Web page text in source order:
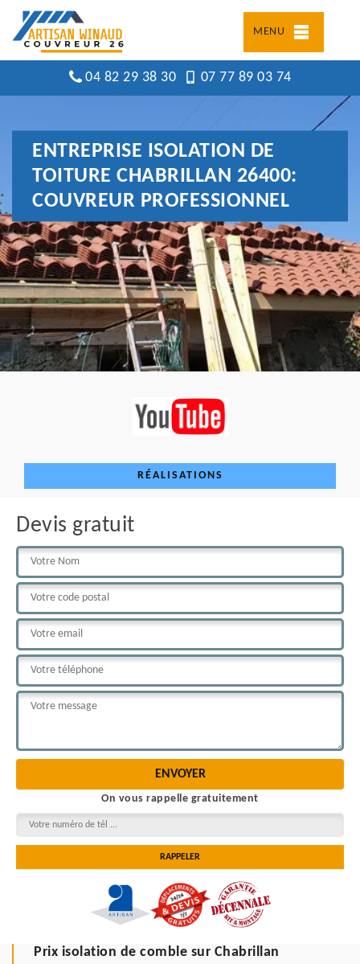
MENU
04 82 29 38 30 07 77 89 03 74
ENTREPRISE ISOLATION DE
TOITURE CHABRILLAN 26400:
COUVREUR PROFESSIONNEL
RÉALISATIONS
Devis gratuit
On vous rappelle gratuitement
Prix isolation de comble sur Chabrillan